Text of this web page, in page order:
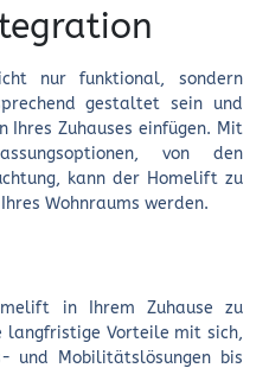
nur funktional, sondern
gestaltet sein und
Ihres Zuhauses einfügen. Mit
von den
kann der Homelift zu
Wohnraums werden.
in Ihrem Zuhause zu
Vorteile mit sich,
und Mobilitätslösungen bis